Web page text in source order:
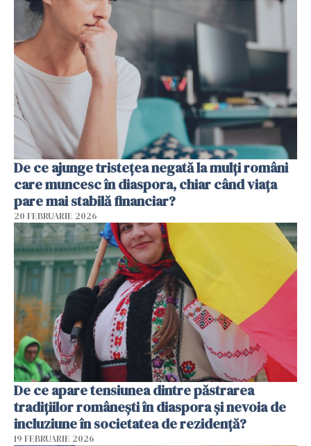
De ce ajunge tristețea negată la mulți români
care muncesc în diaspora, chiar când viața
pare mai stabilă financiar?
20 FEBRUARIE 2026
De ce apare tensiunea dintre păstrarea
tradițiilor românești în diaspora și nevoia de
incluziune în societatea de rezidență?
19 FEBRUARIE 2026